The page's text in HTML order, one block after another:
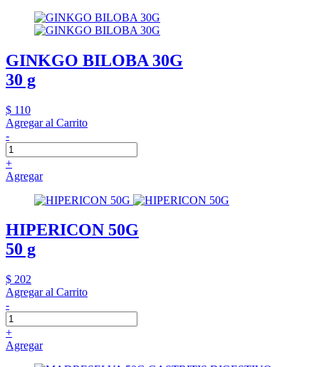
GINKGO BILOBA 30G
30 g
$ 110
Agregar al Carrito
-
+
Agregar
HIPERICON 50G
50 g
$ 202
Agregar al Carrito
-
+
Agregar